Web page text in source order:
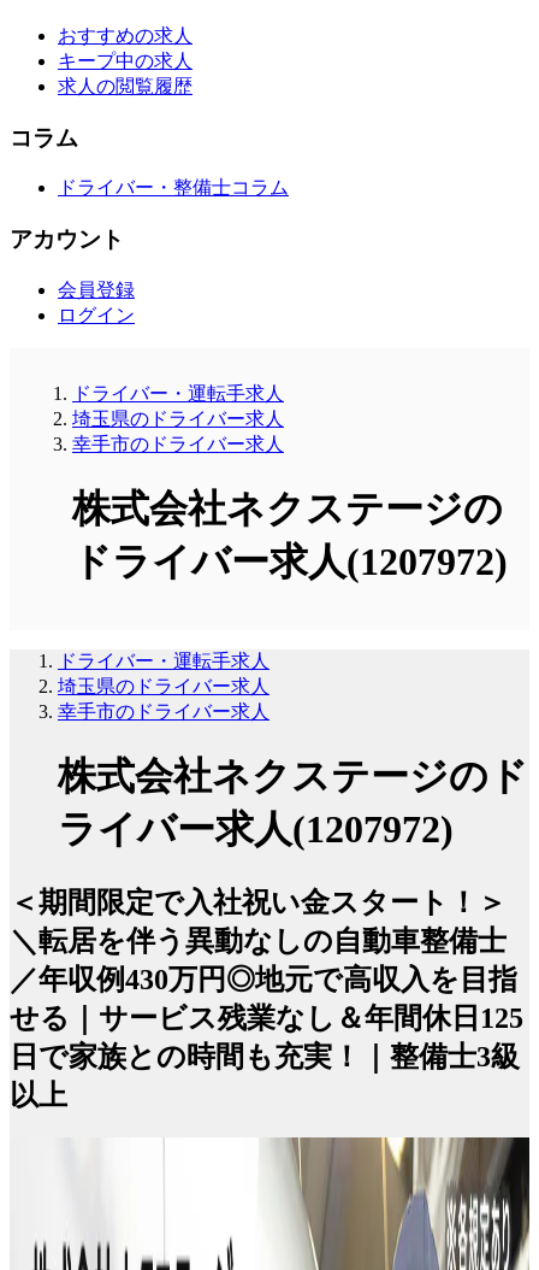
おすすめの求人
キープ中の求人
求人の閲覧履歴
コラム
ドライバー・整備士コラム
アカウント
会員登録
ログイン
ドライバー・運転手求人
埼玉県のドライバー求人
幸手市のドライバー求人
株式会社ネクステージの
ドライバー求人(1207972)
ドライバー・運転手求人
埼玉県のドライバー求人
幸手市のドライバー求人
株式会社ネクステージのド
ライバー求人(1207972)
＜期間限定で入社祝い金スタート！＞
＼転居を伴う異動なしの自動車整備士
／年収例430万円◎地元で高収入を目指
せる｜サービス残業なし＆年間休日125
日で家族との時間も充実！｜整備士3級
以上